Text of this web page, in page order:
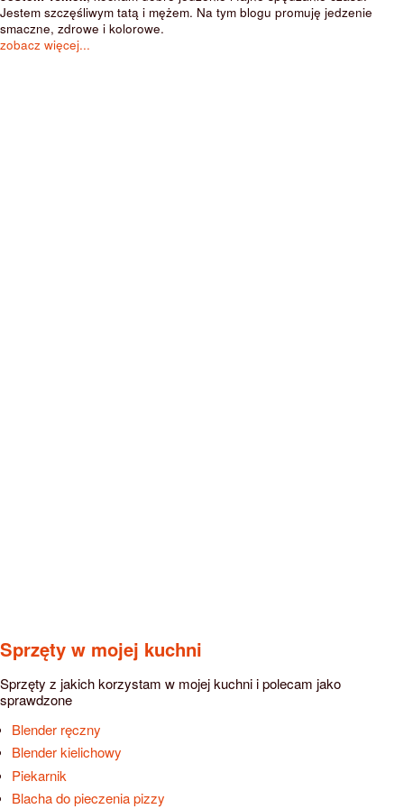
Jestem szczęśliwym tatą i mężem. Na tym blogu promuję jedzenie
smaczne, zdrowe i kolorowe.
zobacz więcej...
Sprzęty w mojej kuchni
Sprzęty z jakich korzystam w mojej kuchni i polecam jako
sprawdzone
Blender ręczny
Blender kielichowy
Piekarnik
Blacha do pieczenia pizzy